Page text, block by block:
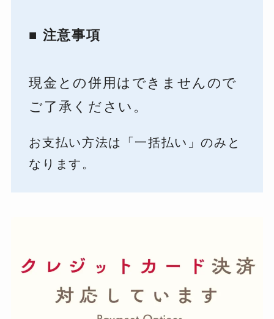
■ 注意事項
現金との併用はできませんので
ご了承ください。
お支払い方法は「一括払い」のみと
なります。